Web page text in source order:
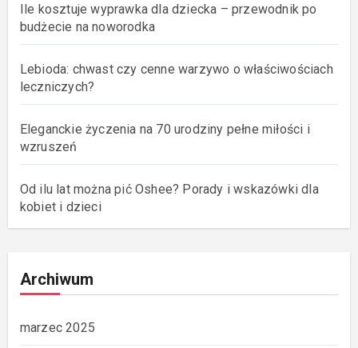
Ile kosztuje wyprawka dla dziecka – przewodnik po
budżecie na noworodka
Lebioda: chwast czy cenne warzywo o właściwościach
leczniczych?
Eleganckie życzenia na 70 urodziny pełne miłości i
wzruszeń
Od ilu lat można pić Oshee? Porady i wskazówki dla
kobiet i dzieci
Archiwum
marzec 2025